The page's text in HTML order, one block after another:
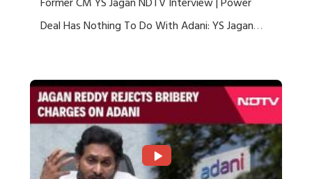
Former CM YS Jagan NDTV Interview | Power
Deal Has Nothing To Do With Adani: YS Jagan